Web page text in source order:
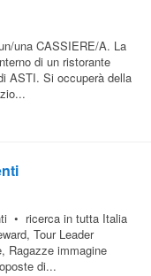
una CASSIERE/A. La
di un ristorante
ASTI. Si occuperà della
• ricerca in tutta Italia
Tour Leader
Ragazze immagine
di...